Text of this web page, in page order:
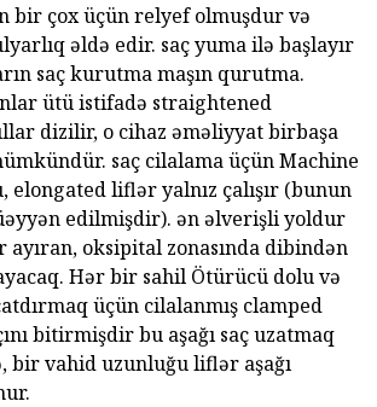
bir çox üçün relyef olmuşdur və
əldə edir. saç yuma ilə başlayır
saç kurutma maşın qurutma.
ütü istifadə straightened
dizilir, o cihaz əməliyyat birbaşa
saç cilalama üçün Machine
liflər yalnız çalışır (bunun
edilmişdir). ən əlverişli yoldur
ayıran, oksipital zonasında dibindən
Hər bir sahil Ötürücü dolu və
üçün cilalanmış clamped
bitirmişdir bu aşağı saç uzatmaq
bir vahid uzunluğu liflər aşağı